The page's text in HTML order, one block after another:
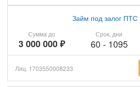
Сумма до
3 000 000 ₽
Займ под залог ПТС
Срок, дни
60 - 1095
Лиц. 1703550008233